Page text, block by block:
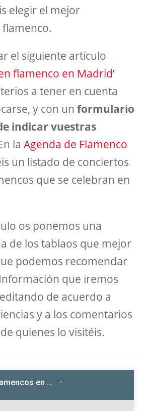
elegir el mejor
el siguiente artículo
flamenco en Madrid’
a tener en cuenta
y con un formulario
indicar vuestras
la Agenda de Flamenco
un listado de conciertos
que se celebran en
os ponemos una
de los tablaos que mejor
podemos recomendar
que iremos
de acuerdo a
y a los comentarios
quienes lo visitéis.